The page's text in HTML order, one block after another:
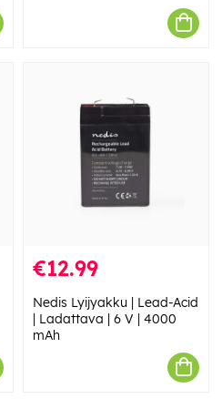
€12.99
Nedis Lyijyakku | Lead-Acid
| Ladattava | 6 V | 4000
mAh